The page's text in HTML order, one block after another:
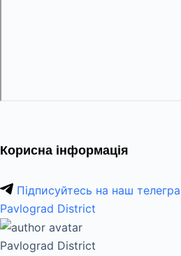
Корисна інформація
Підписуйтесь на наш
Pavlograd District
Pavlograd District